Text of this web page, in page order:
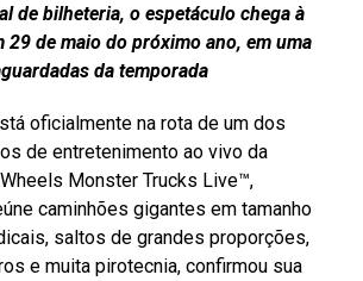
de bilheteria, o espetáculo chega à
29 de maio do próximo ano, em uma
da temporada
oficialmente na rota de um dos
de entretenimento ao vivo da
Monster Trucks Live™,
caminhões gigantes em tamanho
saltos de grandes proporções,
e muita pirotecnia, confirmou sua